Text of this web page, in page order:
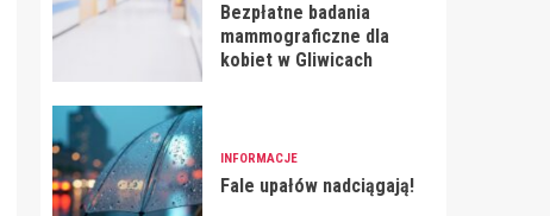
Bezpłatne badania
mammograficzne dla
kobiet w Gliwicach
INFORMACJE
Fale upałów nadciągają!